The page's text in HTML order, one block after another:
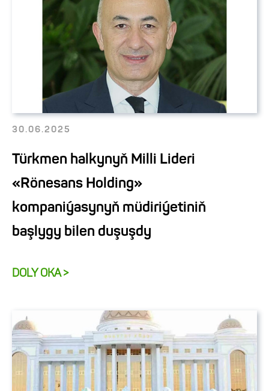
30.06.2025
Türkmen halkynyň Milli Lideri
«Rönesans Holding»
kompaniýasynyň müdiriýetiniň
başlygy bilen duşuşdy
DOLY OKA >